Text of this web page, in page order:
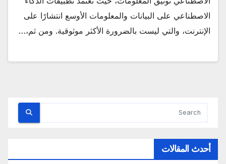
الاصطناعي على البيانات والمعلومات الأوسع انتشارًا على
الإنترنت، والتي ليست بالضرورة الأكثر موثوقية. ومن ثم،…
أحدث المقالات